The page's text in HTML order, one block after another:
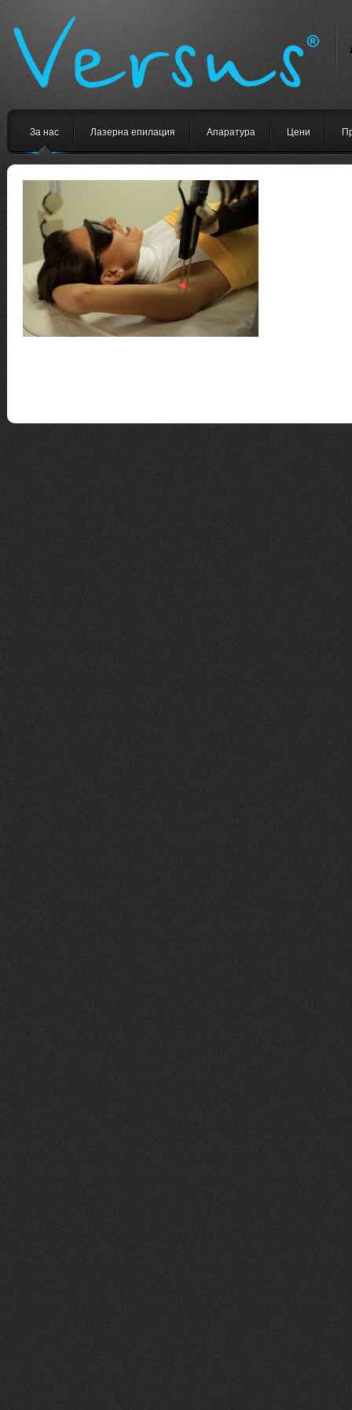
За нас Лазерна епилация Апаратура Цени